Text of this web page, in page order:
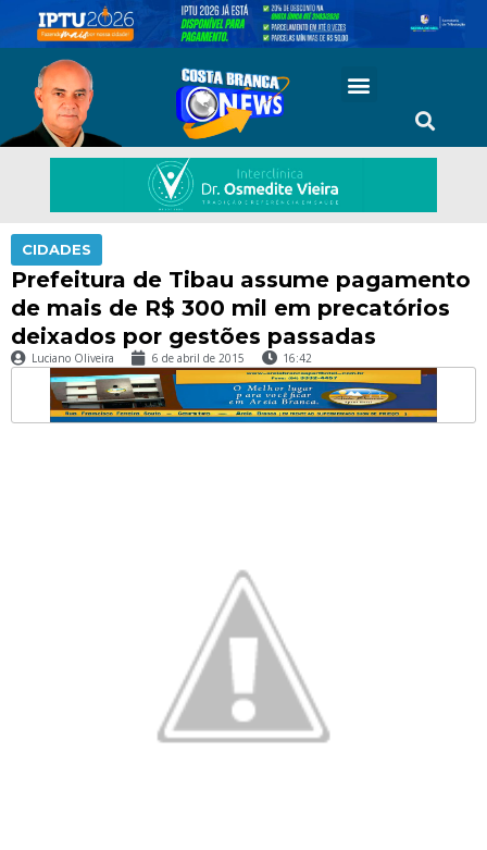
CIDADES
Prefeitura de Tibau assume pagamento
de mais de R$ 300 mil em precatórios
deixados por gestões passadas
Luciano Oliveira 6 de abril de 2015 16:42